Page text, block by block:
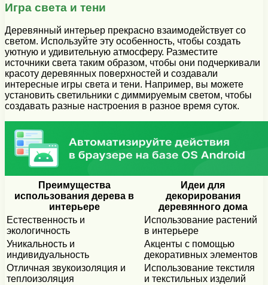
Игра света и тени
Деревянный интерьер прекрасно взаимодействует со
светом. Используйте эту особенность, чтобы создать
уютную и удивительную атмосферу. Разместите
источники света таким образом, чтобы они подчеркивали
красоту деревянных поверхностей и создавали
интересные игры света и тени. Например, вы можете
установить светильники с диммируемым светом, чтобы
создавать разные настроения в разное время суток.
Преимущества
использования дерева в
интерьере
Идеи для
декорирования
деревянного дома
Естественность и
экологичность
Использование растений
в интерьере
Уникальность и
индивидуальность
Акценты с помощью
декоративных элементов
Отличная звукоизоляция и
теплоизоляция
Использование текстиля
и текстильных изделий